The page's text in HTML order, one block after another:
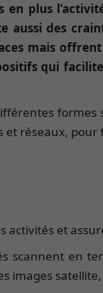
en plus
des
mais
qui
réseaux,
activités et
scannent en
images